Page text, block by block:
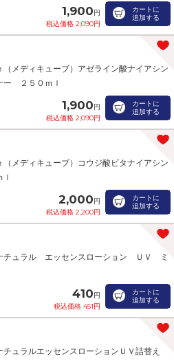
1,900円
税込価格 2,090円
カートに
追加する
（メディキューブ）アゼライン酸ナイアシン
ー ２５０ｍｌ
1,900円
税込価格 2,090円
カートに
追加する
（メディキューブ）コウジ酸ビタナイアシン
2,000円
税込価格 2,200円
カートに
追加する
チュラル エッセンスローション ＵＶ ミ
410円
税込価格 451円
カートに
追加する
ュラルエッセンスローションＵＶ詰替え